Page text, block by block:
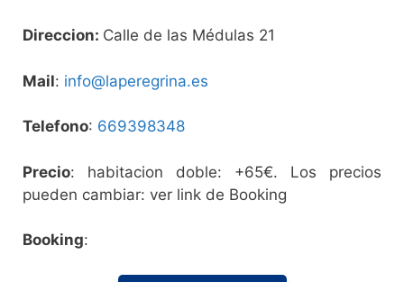
Direccion: Calle de las Médulas 21
Mail: info@laperegrina.es
Telefono: 669398348
Precio: habitacion doble: +65€. Los precios
pueden cambiar: ver link de Booking
Booking: